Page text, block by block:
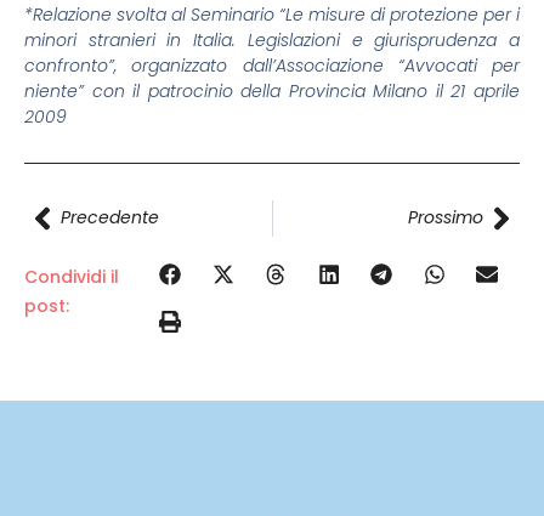
*Relazione svolta al Seminario “Le misure di protezione per i
minori stranieri in Italia. Legislazioni e giurisprudenza a
confronto”, organizzato dall’Associazione “Avvocati per
niente” con il patrocinio della Provincia Milano il 21 aprile
2009
Precedente Prossimo
Condividi il
post: